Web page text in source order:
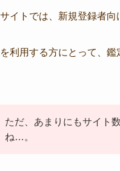
イトでは、新規登録者向
利用する方にとって、
ただ、あまりにもサイト
ね…。